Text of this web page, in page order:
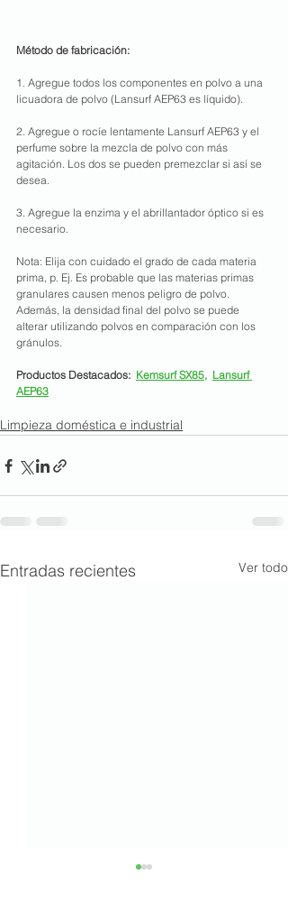
Método de fabricación:
1. Agregue todos los componentes en polvo a una
licuadora de polvo (Lansurf AEP63 es líquido).
2. Agregue o rocíe lentamente Lansurf AEP63 y el
perfume sobre la mezcla de polvo con más
agitación. Los dos se pueden premezclar si así se
desea.
3. Agregue la enzima y el abrillantador óptico si es
necesario.
Nota: Elija con cuidado el grado de cada materia
prima, p. Ej. Es probable que las materias primas
granulares causen menos peligro de polvo.
Además, la densidad final del polvo se puede
alterar utilizando polvos en comparación con los
gránulos.
Productos Destacados: Kemsurf SX85, Lansurf
AEP63
Limpieza doméstica e industrial
Entradas recientes Ver todo